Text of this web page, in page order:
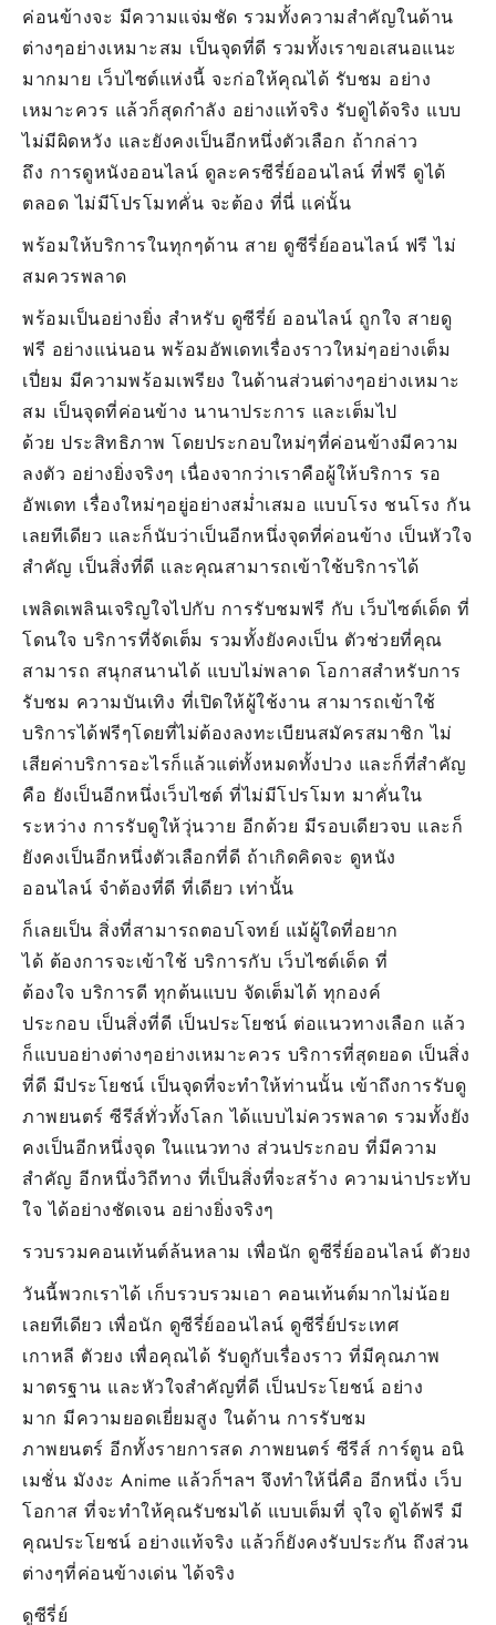
ค่อนข้างจะ มีความแจ่มชัด รวมทั้งความสำคัญในด้าน
ต่างๆอย่างเหมาะสม เป็นจุดที่ดี รวมทั้งเราขอเสนอแนะ
มากมาย เว็บไซต์แห่งนี้ จะก่อให้คุณได้ รับชม อย่าง
เหมาะควร แล้วก็สุดกำลัง อย่างแท้จริง รับดูได้จริง แบบ
ไม่มีผิดหวัง และยังคงเป็นอีกหนึ่งตัวเลือก ถ้ากล่าว
ถึง การดูหนังออนไลน์ ดูละครซีรี่ย์ออนไลน์ ที่ฟรี ดูได้
ตลอด ไม่มีโปรโมทคั่น จะต้อง ที่นี่ แค่นั้น
พร้อมให้บริการในทุกๆด้าน สาย ดูซีรี่ย์ออนไลน์ ฟรี ไม่
สมควรพลาด
พร้อมเป็นอย่างยิ่ง สำหรับ ดูซีรี่ย์ ออนไลน์ ถูกใจ สายดู
ฟรี อย่างแน่นอน พร้อมอัพเดทเรื่องราวใหม่ๆอย่างเต็ม
เปี่ยม มีความพร้อมเพรียง ในด้านส่วนต่างๆอย่างเหมาะ
สม เป็นจุดที่ค่อนข้าง นานาประการ และเต็มไป
ด้วย ประสิทธิภาพ โดยประกอบใหม่ๆที่ค่อนข้างมีความ
ลงตัว อย่างยิ่งจริงๆ เนื่องจากว่าเราคือผู้ให้บริการ รอ
อัพเดท เรื่องใหม่ๆอยู่อย่างสม่ำเสมอ แบบโรง ชนโรง กัน
เลยทีเดียว และก็นับว่าเป็นอีกหนึ่งจุดที่ค่อนข้าง เป็นหัวใจ
สำคัญ เป็นสิ่งที่ดี และคุณสามารถเข้าใช้บริการได้
เพลิดเพลินเจริญใจไปกับ การรับชมฟรี กับ เว็บไซต์เด็ด ที่
โดนใจ บริการที่จัดเต็ม รวมทั้งยังคงเป็น ตัวช่วยที่คุณ
สามารถ สนุกสนานได้ แบบไม่พลาด โอกาสสำหรับการ
รับชม ความบันเทิง ที่เปิดให้ผู้ใช้งาน สามารถเข้าใช้
บริการได้ฟรีๆโดยที่ไม่ต้องลงทะเบียนสมัครสมาชิก ไม่
เสียค่าบริการอะไรก็แล้วแต่ทั้งหมดทั้งปวง และก็ที่สำคัญ
คือ ยังเป็นอีกหนึ่งเว็บไซต์ ที่ไม่มีโปรโมท มาคั่นใน
ระหว่าง การรับดูให้วุ่นวาย อีกด้วย มีรอบเดียวจบ และก็
ยังคงเป็นอีกหนึ่งตัวเลือกที่ดี ถ้าเกิดคิดจะ ดูหนัง
ออนไลน์ จำต้องที่ดี ที่เดียว เท่านั้น
ก็เลยเป็น สิ่งที่สามารถตอบโจทย์ แม้ผู้ใดที่อยาก
ได้ ต้องการจะเข้าใช้ บริการกับ เว็บไซต์เด็ด ที่
ต้องใจ บริการดี ทุกต้นแบบ จัดเต็มได้ ทุกองค์
ประกอบ เป็นสิ่งที่ดี เป็นประโยชน์ ต่อแนวทางเลือก แล้ว
ก็แบบอย่างต่างๆอย่างเหมาะควร บริการที่สุดยอด เป็นสิ่ง
ที่ดี มีประโยชน์ เป็นจุดที่จะทำให้ท่านนั้น เข้าถึงการรับดู
ภาพยนตร์ ซีรีส์ทั่วทั้งโลก ได้แบบไม่ควรพลาด รวมทั้งยัง
คงเป็นอีกหนึ่งจุด ในแนวทาง ส่วนประกอบ ที่มีความ
สำคัญ อีกหนึ่งวิถีทาง ที่เป็นสิ่งที่จะสร้าง ความน่าประทับ
ใจ ได้อย่างชัดเจน อย่างยิ่งจริงๆ
รวบรวมคอนเท้นต์ล้นหลาม เพื่อนัก ดูซีรี่ย์ออนไลน์ ตัวยง
วันนี้พวกเราได้ เก็บรวบรวมเอา คอนเท้นต์มากไม่น้อย
เลยทีเดียว เพื่อนัก ดูซีรี่ย์ออนไลน์ ดูซีรี่ย์ประเทศ
เกาหลี ตัวยง เพื่อคุณได้ รับดูกับเรื่องราว ที่มีคุณภาพ
มาตรฐาน และหัวใจสำคัญที่ดี เป็นประโยชน์ อย่าง
มาก มีความยอดเยี่ยมสูง ในด้าน การรับชม
ภาพยนตร์ อีกทั้งรายการสด ภาพยนตร์ ซีรีส์ การ์ตูน อนิ
เมชั่น มังงะ Anime แล้วก็ฯลฯ จึงทำให้นี่คือ อีกหนึ่ง เว็บ
โอกาส ที่จะทำให้คุณรับชมได้ แบบเต็มที่ จุใจ ดูได้ฟรี มี
คุณประโยชน์ อย่างแท้จริง แล้วก็ยังคงรับประกัน ถึงส่วน
ต่างๆที่ค่อนข้างเด่น ได้จริง
ดูซีรี่ย์